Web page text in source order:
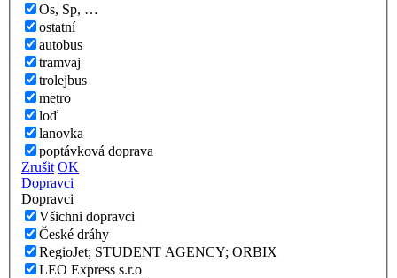
Os, Sp, …
ostatní
autobus
tramvaj
trolejbus
metro
loď
lanovka
poptávková doprava
Zrušit OK
Dopravci
Dopravci
Všichni dopravci
České dráhy
RegioJet; STUDENT AGENCY; ORBIX
LEO Express s.r.o